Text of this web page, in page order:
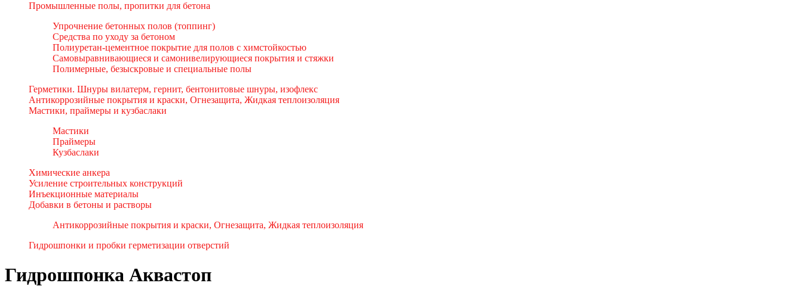
Промышленные полы, пропитки для бетона
Упрочнение бетонных полов (топпинг)
Средства по уходу за бетоном
Полиуретан-цементное покрытие для полов с химстойкостью
Самовыравнивающиеся и самонивелирующиеся покрытия и стяжки
Полимерные, безыскровые и специальные полы
Герметики. Шнуры вилатерм, гернит, бентонитовые шнуры, изофлекс
Антикоррозийные покрытия и краски, Огнезащита, Жидкая теплоизоляция
Мастики, праймеры и кузбаслаки
Мастики
Праймеры
Кузбаслаки
Химические анкера
Усиление строительных конструкций
Инъекционные материалы
Добавки в бетоны и растворы
Антикоррозийные покрытия и краски, Огнезащита, Жидкая теплоизоляция
Гидрошпонки и пробки герметизации отверстий
Гидрошпонка Аквастоп